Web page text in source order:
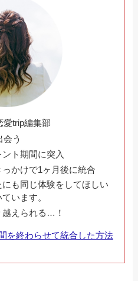
愛trip編集部
う
ト期間に突入
かけで1ヶ月後に統合
も同じ体験をしてほしい
います。
えられる…！
を終わらせて統合した方法